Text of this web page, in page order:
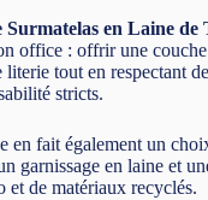
en Laine de
office : offrir une
tout en respectant
stricts.
en fait également un
garnissage en laine et
et de matériaux recyclés.